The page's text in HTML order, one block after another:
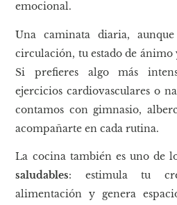
emocional.
Una caminata diaria,
circulación, tu estado de ánimo
Si prefieres algo más
ejercicios cardiovasculares o
contamos con gimnasio,
acompañarte en cada rutina.
La cocina también es uno de
saludables: estimula tu
alimentación y genera